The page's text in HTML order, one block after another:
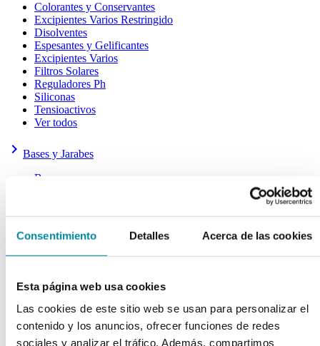
Consentimiento Detalles Acerca de las cookies
Esta página web usa cookies
Las cookies de este sitio web se usan para personalizar el
contenido y los anuncios, ofrecer funciones de redes
sociales y analizar el tráfico. Además, compartimos
Colorantes y Conservantes
Excipientes Varios Restringido
Disolventes
Espesantes y Gelificantes
Excipientes Varios
Filtros Solares
Reguladores Ph
Siliconas
Tensioactivos
Ver todos
keyboard_arrow_right Bases y Jarabes
Bases
Ver todos
keyboard_arrow_right
Ceras
Ver todos
keyboard_arrow_rightCápsulas